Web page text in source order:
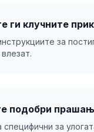
ги клучните
за
подобри
за